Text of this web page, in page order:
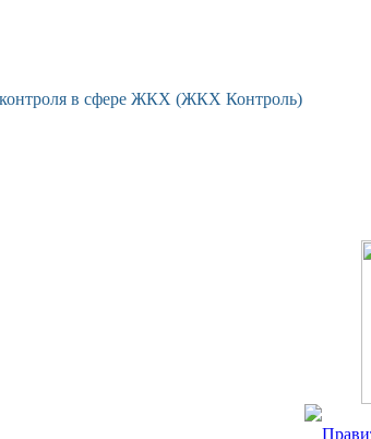
в сфере ЖКХ (ЖКХ Контроль)